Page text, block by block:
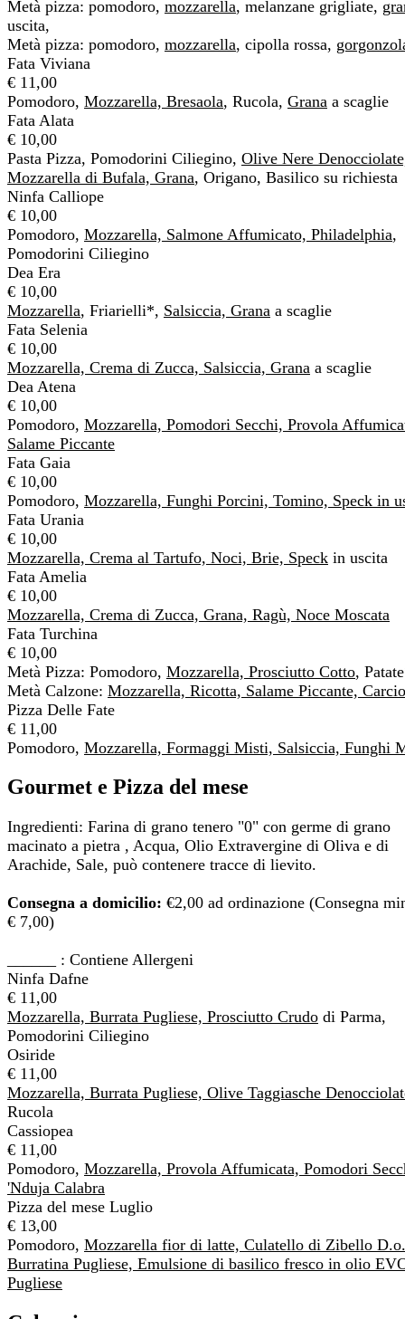
Metà pizza: pomodoro, mozzarella, melanzane grigliate,
uscita,
Metà pizza: pomodoro, mozzarella, cipolla rossa,
Fata Viviana
€ 11,00
Pomodoro, Mozzarella, Bresaola, Rucola, Grana a scaglie
Fata Alata
€ 10,00
Pasta Pizza, Pomodorini Ciliegino, Olive Nere
Mozzarella di Bufala, Grana, Origano, Basilico su richiesta
Ninfa Calliope
€ 10,00
Pomodoro, Mozzarella, Salmone Affumicato, Philadelphia,
Pomodorini Ciliegino
Dea Era
€ 10,00
Mozzarella, Friarielli*, Salsiccia, Grana a scaglie
Fata Selenia
€ 10,00
Mozzarella, Crema di Zucca, Salsiccia, Grana a scaglie
Dea Atena
€ 10,00
Pomodoro, Mozzarella, Pomodori Secchi, Provola
Salame Piccante
Fata Gaia
€ 10,00
Pomodoro, Mozzarella, Funghi Porcini, Tomino, Speck in
Fata Urania
€ 10,00
Mozzarella, Crema al Tartufo, Noci, Brie, Speck in uscita
Fata Amelia
€ 10,00
Mozzarella, Crema di Zucca, Grana, Ragù, Noce Moscata
Fata Turchina
€ 10,00
Metà Pizza: Pomodoro, Mozzarella, Prosciutto Cotto,
Metà Calzone: Mozzarella, Ricotta, Salame Piccante,
Pizza Delle Fate
€ 11,00
Pomodoro, Mozzarella, Formaggi Misti, Salsiccia, Funghi
Gourmet e Pizza del mese
Ingredienti: Farina di grano tenero "0" con germe di grano
macinato a pietra , Acqua, Olio Extravergine di Oliva e di
Arachide, Sale, può contenere tracce di lievito.
Consegna a domicilio: €2,00 ad ordinazione (Consegna
€ 7,00)
______ : Contiene Allergeni
Ninfa Dafne
€ 11,00
Mozzarella, Burrata Pugliese, Prosciutto Crudo di Parma,
Pomodorini Ciliegino
Osiride
€ 11,00
Mozzarella, Burrata Pugliese, Olive Taggiasche
Rucola
Cassiopea
€ 11,00
Pomodoro, Mozzarella, Provola Affumicata, Pomodori
'Nduja Calabra
Pizza del mese Luglio
€ 13,00
Pomodoro, Mozzarella fior di latte, Culatello di Zibello
Burratina Pugliese, Emulsione di basilico fresco in olio
Pugliese